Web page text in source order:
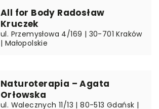
All for Body Radosław
Kruczek
ul. Przemysłowa 4/169 | 30-701 Kraków
| Małopolskie
Naturoterapia – Agata
Orłowska
ul. Walecznych 11/13 | 80-513 Gdańsk |